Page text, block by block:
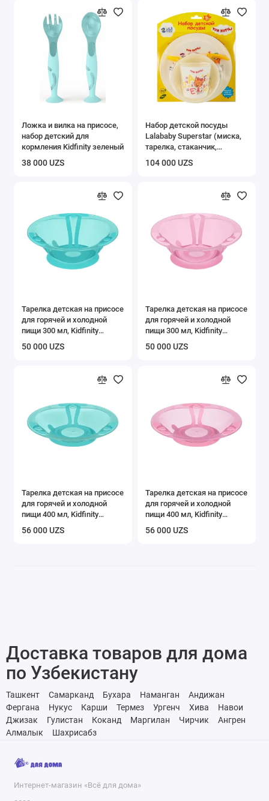
Ложка и вилка на присосе,
набор детский для
кормления Kidfinity зеленый
38 000 UZS
Набор детской посуды
Lalababy Superstar (миска,
тарелка, стаканчик,
104 000 UZS
Тарелка детская на присосе
для горячей и холодной
пищи 300 мл, Kidfinity
50 000 UZS
Тарелка детская на присосе
для горячей и холодной
пищи 300 мл, Kidfinity
50 000 UZS
Тарелка детская на присосе
для горячей и холодной
пищи 400 мл, Kidfinity
56 000 UZS
Тарелка детская на присосе
для горячей и холодной
пищи 400 мл, Kidfinity
56 000 UZS
Доставка товаров для дома
по Узбекистану
Ташкент Самарканд Бухара Наманган
Андижан
Фергана
Нукус Карши Термез Ургенч Хива
Навои
Джизак
Гулистан Коканд Маргилан Чирчик
Ангрен
Алмалык
Шахрисабз
Интернет-магазин «Всё для дома»